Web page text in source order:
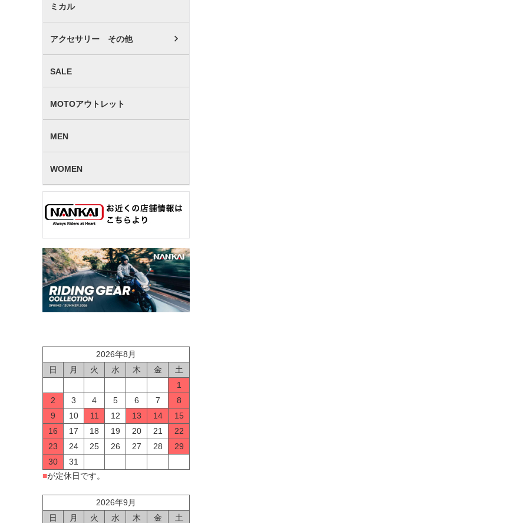
ミカル
アクセサリー その他
SALE
MOTOアウトレット
MEN
WOMEN
2026年8月
日
月 火 水 木 金
土
1
2
3 4 5 6 7
8
9
10 11 12 13 14
15
16
17 18 19 20 21
22
23
24 25 26 27 28
29
30
31
■が定休日です。
2026年9月
日
月 火 水 木 金
土